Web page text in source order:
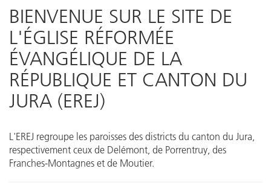
BIENVENUE SUR LE SITE DE
L'ÉGLISE RÉFORMÉE
ÉVANGÉLIQUE DE LA
RÉPUBLIQUE ET CANTON DU
JURA (EREJ)
L'EREJ regroupe les paroisses des districts du canton du Jura,
respectivement ceux de Delémont, de Porrentruy, des
Franches-Montagnes et de Moutier.